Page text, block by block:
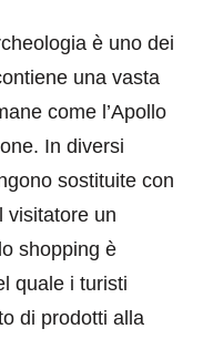
è uno dei
una vasta
come l’Apollo
In diversi
sostituite con
visitatore un
shopping è
quale i turisti
di prodotti alla